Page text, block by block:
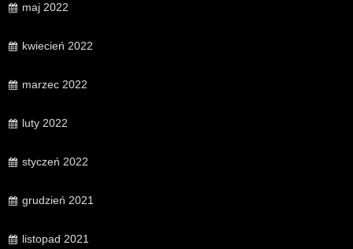
maj 2022
kwiecień 2022
marzec 2022
luty 2022
styczeń 2022
grudzień 2021
listopad 2021